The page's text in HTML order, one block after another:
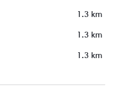
1.3 km
1.3 km
1.3 km